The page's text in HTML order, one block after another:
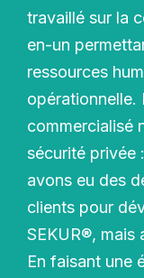
travaillé sur la
en-un
ressources
opérationnelle.
commercialisé
sécurité privée
avons eu des
clients pour
SEKUR®, mais
En faisant une